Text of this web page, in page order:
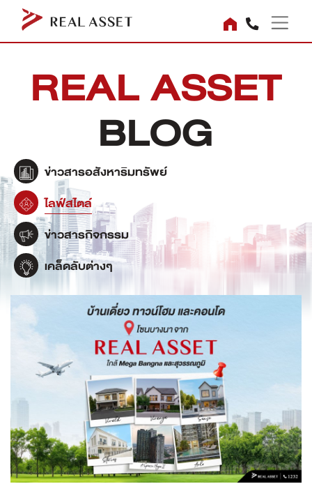
REAL ASSET
BLOG
ข่าวสารอสังหาริมทรัพย์
ไลฟ์สไตล์
ข่าวสารกิจกรรม
เคล็ดลับต่างๆ